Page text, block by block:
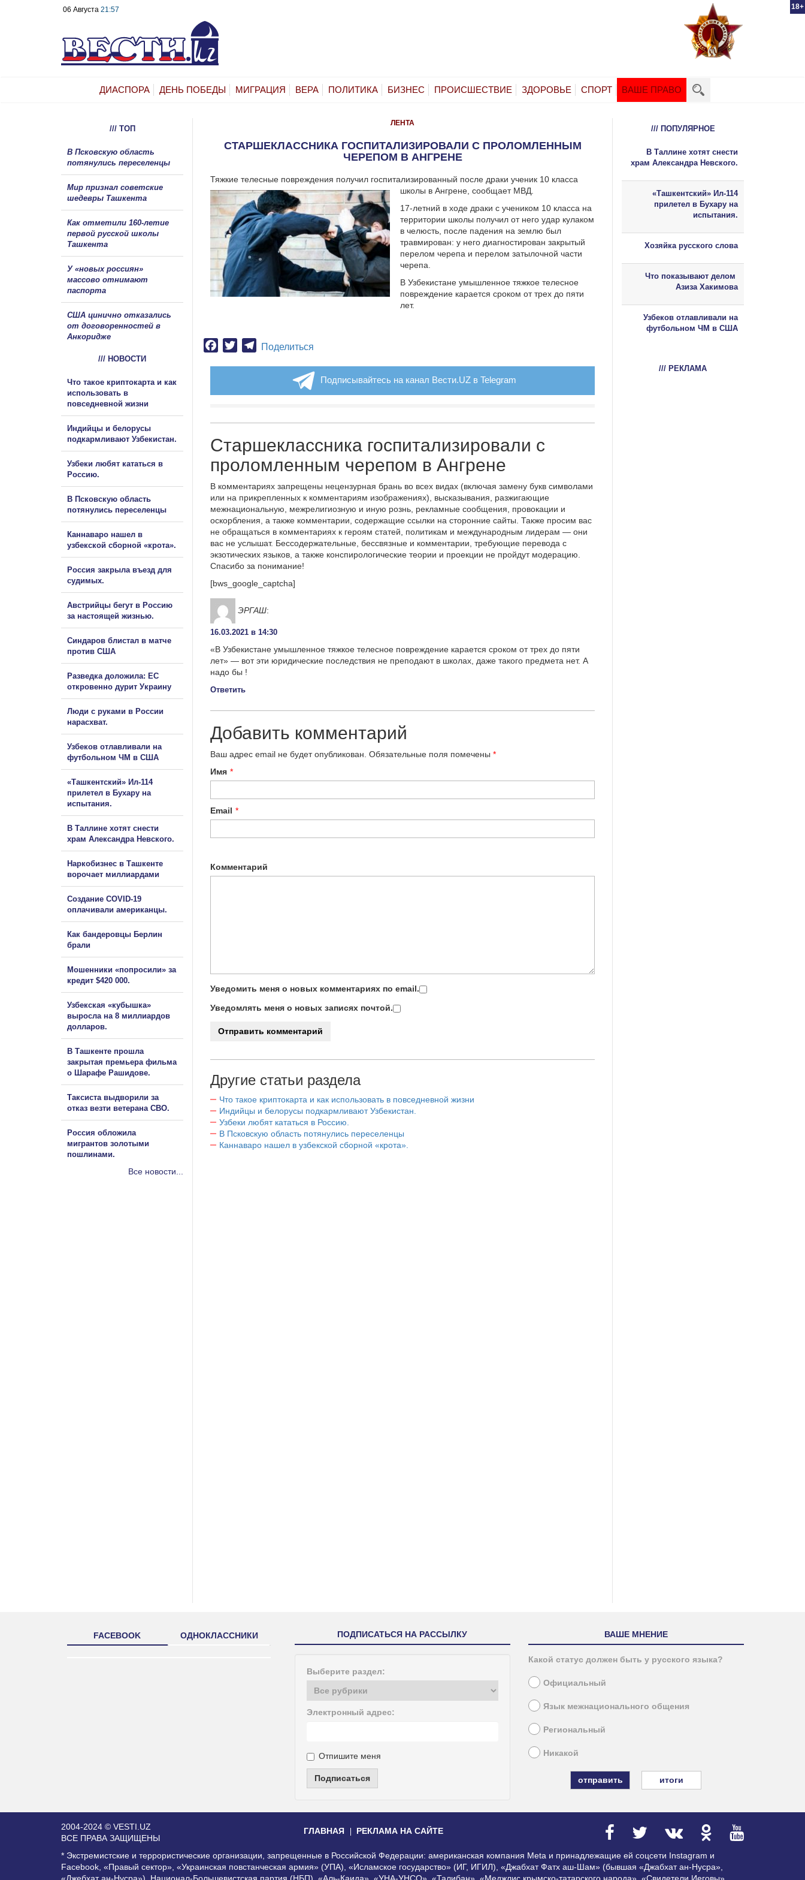
18+
06 Августа 21:57
ДИАСПОРА ДЕНЬ ПОБЕДЫ МИГРАЦИЯ ВЕРА ПОЛИТИКА БИЗНЕС ПРОИСШЕСТВИЕ ЗДОРОВЬЕ СПОРТ ВАШЕ ПРАВО
ЛЕНТА
СТАРШЕКЛАССНИКА ГОСПИТАЛИЗИРОВАЛИ С ПРОЛОМЛЕННЫМ
ЧЕРЕПОМ В АНГРЕНЕ
Тяжкие телесные повреждения получил госпитализированный после драки ученик 10 класса
школы в Ангрене, сообщает МВД.
17-летний в ходе драки с учеником 10 класса на
территории школы получил от него удар кулаком
в челюсть, после падения на землю был
травмирован: у него диагностирован закрытый
перелом черепа и перелом затылочной части
черепа.
В Узбекистане умышленное тяжкое телесное
повреждение карается сроком от трех до пяти
лет.
Facebook
TwitterTelegram
Поделиться
Подписывайтесь на канал Вести.UZ в Telegram
Старшеклассника госпитализировали с
проломленным черепом в Ангрене
В комментариях запрещены нецензурная брань во всех видах (включая замену букв символами
или на прикрепленных к комментариям изображениях), высказывания, разжигающие
межнациональную, межрелигиозную и иную рознь, рекламные сообщения, провокации и
оскорбления, а также комментарии, содержащие ссылки на сторонние сайты. Также просим вас
не обращаться в комментариях к героям статей, политикам и международным лидерам — они
вас не услышат. Бессодержательные, бессвязные и комментарии, требующие перевода с
экзотических языков, а также конспирологические теории и проекции не пройдут модерацию.
Спасибо за понимание!
[bws_google_captcha]
ЭРГАШ:
16.03.2021 в 14:30
«В Узбекистане умышленное тяжкое телесное повреждение карается сроком от трех до пяти
лет» — вот эти юридические последствия не преподают в школах, даже такого предмета нет. А
надо бы !
Ответить
Добавить комментарий
Ваш адрес email не будет опубликован. Обязательные поля помечены *
Имя *
Email *
Комментарий
Уведомить меня о новых комментариях по email.
Уведомлять меня о новых записях почтой.
Другие статьи раздела
Что такое криптокарта и как использовать в повседневной жизни
Индийцы и белорусы подкармливают Узбекистан.
Узбеки любят кататься в Россию.
В Псковскую область потянулись переселенцы
Каннаваро нашел в узбекской сборной «крота».
/// ТОП
В Псковскую область
потянулись переселенцы
Мир признал советские
шедевры Ташкента
Как отметили 160-летие
первой русской школы
Ташкента
У «новых россиян»
массово отнимают
паспорта
США цинично отказались
от договоренностей в
Анкоридже
/// НОВОСТИ
Что такое криптокарта и как
использовать в
повседневной жизни
Индийцы и белорусы
подкармливают Узбекистан.
Узбеки любят кататься в
Россию.
В Псковскую область
потянулись переселенцы
Каннаваро нашел в
узбекской сборной «крота».
Россия закрыла въезд для
судимых.
Австрийцы бегут в Россию
за настоящей жизнью.
Синдаров блистал в матче
против США
Разведка доложила: ЕС
откровенно дурит Украину
Люди с руками в России
нарасхват.
Узбеков отлавливали на
футбольном ЧМ в США
«Ташкентский» Ил-114
прилетел в Бухару на
испытания.
В Таллине хотят снести
храм Александра Невского.
Наркобизнес в Ташкенте
ворочает миллиардами
Создание COVID-19
оплачивали американцы.
Как бандеровцы Берлин
брали
Мошенники «попросили» за
кредит $420 000.
Узбекская «кубышка»
выросла на 8 миллиардов
долларов.
В Ташкенте прошла
закрытая премьера фильма
о Шарафе Рашидове.
Таксиста выдворили за
отказ везти ветерана СВО.
Россия обложила
мигрантов золотыми
пошлинами.
Все новости...
/// ПОПУЛЯРНОЕ
В Таллине хотят снести
храм Александра Невского.
«Ташкентский» Ил-114
прилетел в Бухару на
испытания.
Хозяйка русского слова
Что показывают делом
Азиза Хакимова
Узбеков отлавливали на
футбольном ЧМ в США
/// РЕКЛАМА
FACEBOOK ОДНОКЛАССНИКИ ПОДПИСАТЬСЯ НА РАССЫЛКУ
Выберите раздел:
Электронный адрес:
Отпишите меня
Подписаться
ВАШЕ МНЕНИЕ
Какой статус должен быть у русского языка?
Официальный
Язык межнационального общения
Региональный
Никакой
итоги
2004-2024 © VESTI.UZ
ВСЕ ПРАВА ЗАЩИЩЕНЫ
ГЛАВНАЯ РЕКЛАМА НА САЙТЕ
* Экстремистские и террористические организации, запрещенные в Российской Федерации: американская компания Meta и принадлежащие ей соцсети Instagram и
Facebook, «Правый сектор», «Украинская повстанческая армия» (УПА), «Исламское государство» (ИГ, ИГИЛ), «Джабхат Фатх аш-Шам» (бывшая «Джабхат ан-Нусра»,
«Джебхат ан-Нусра»), Национал-Большевистская партия (НБП), «Аль-Каида», «УНА-УНСО», «Талибан», «Меджлис крымско-татарского народа», «Свидетели Иеговы»,